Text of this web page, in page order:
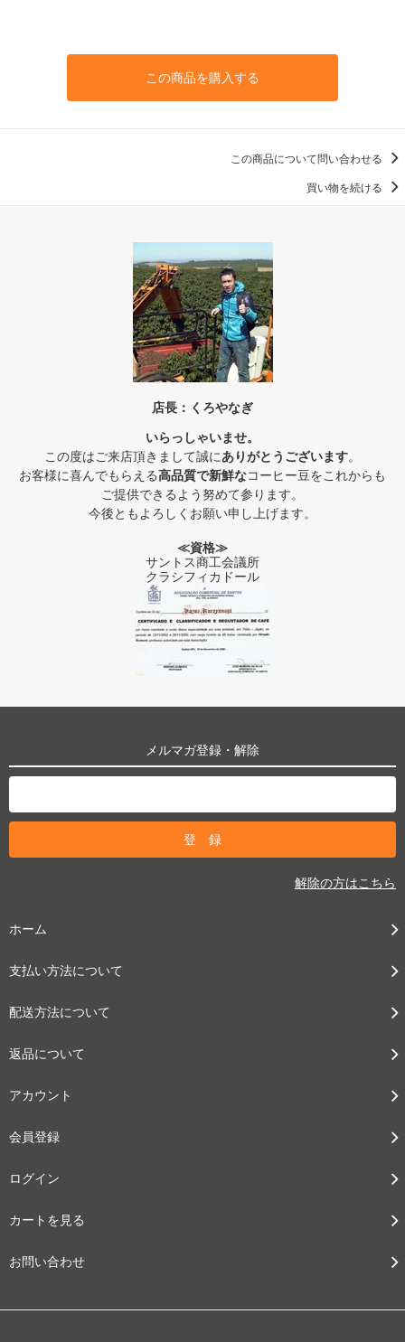
この商品を購入する
この商品について問い合わせる
買い物を続ける
店長：くろやなぎ
いらっしゃいませ。
この度はご来店頂きまして誠にありがとうございます。
お客様に喜んでもらえる高品質で新鮮なコーヒー豆をこれからも
ご提供できるよう努めて参ります。
今後ともよろしくお願い申し上げます。
≪資格≫
サントス商工会議所
クラシフィカドール
メルマガ登録・解除
解除の方はこちら
ホーム
支払い方法について
配送方法について
返品について
アカウント
会員登録
ログイン
カートを見る
お問い合わせ